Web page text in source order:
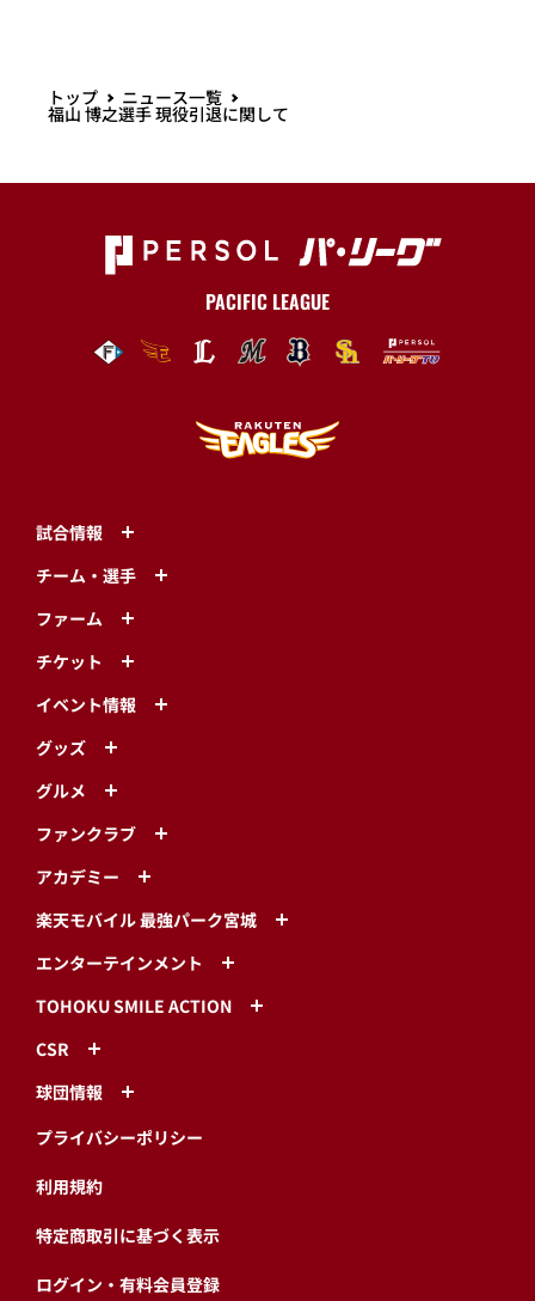
トップ ニュース一覧
福山 博之選手 現役引退に関して
PACIFIC LEAGUE
試合情報
チーム・選手
ファーム
チケット
イベント情報
グッズ
グルメ
ファンクラブ
アカデミー
楽天モバイル 最強パーク宮城
エンターテインメント
TOHOKU SMILE ACTION
CSR
球団情報
プライバシーポリシー
利用規約
特定商取引に基づく表示
ログイン・有料会員登録